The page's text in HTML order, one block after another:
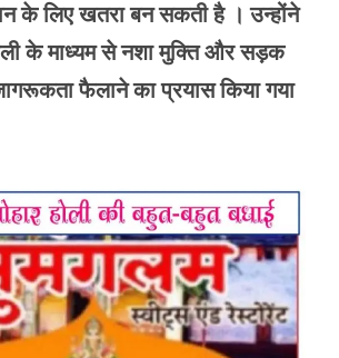
के लिए खतरा बन सकती है । उन्होंने
के माध्यम से नशा मुक्ति और सड़क
फैलाने का प्रयास किया गया